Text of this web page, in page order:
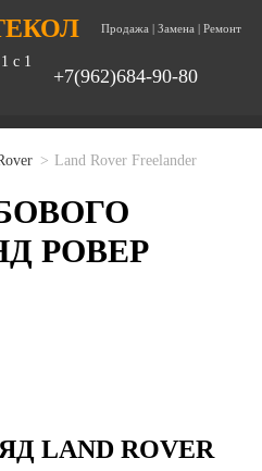
Продажа | Замена | Ремонт
с 1
+7(962)684-90-80
Land Rover Freelander
РОВЕР
LAND ROVER